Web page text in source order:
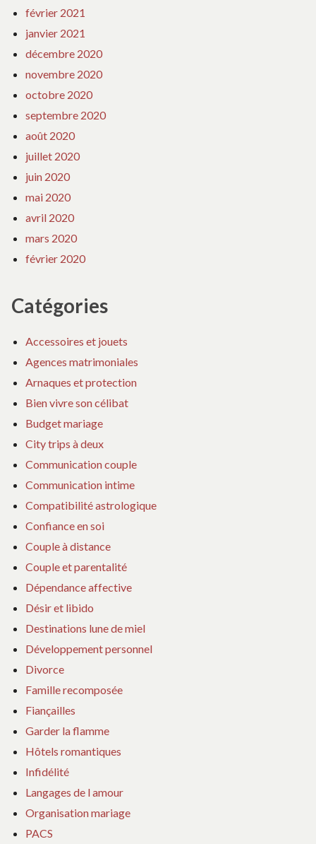
février 2021
janvier 2021
décembre 2020
novembre 2020
octobre 2020
septembre 2020
août 2020
juillet 2020
juin 2020
mai 2020
avril 2020
mars 2020
février 2020
Catégories
Accessoires et jouets
Agences matrimoniales
Arnaques et protection
Bien vivre son célibat
Budget mariage
City trips à deux
Communication couple
Communication intime
Compatibilité astrologique
Confiance en soi
Couple à distance
Couple et parentalité
Dépendance affective
Désir et libido
Destinations lune de miel
Développement personnel
Divorce
Famille recomposée
Fiançailles
Garder la flamme
Hôtels romantiques
Infidélité
Langages de l amour
Organisation mariage
PACS